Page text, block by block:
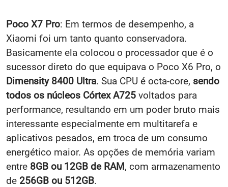
Poco X7 Pro: Em termos de desempenho, a
Xiaomi foi um tanto quanto conservadora.
Basicamente ela colocou o processador que é o
sucessor direto do que equipava o Poco X6 Pro, o
Dimensity 8400 Ultra. Sua CPU é octa-core, sendo
todos os núcleos Córtex A725 voltados para
performance, resultando em um poder bruto mais
interessante especialmente em multitarefa e
aplicativos pesados, em troca de um consumo
energético maior. As opções de memória variam
entre 8GB ou 12GB de RAM, com armazenamento
de 256GB ou 512GB.